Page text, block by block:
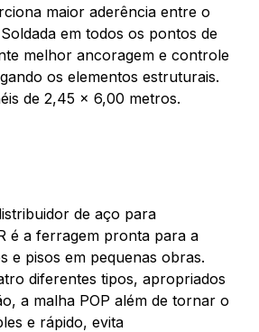
maior aderência entre o
em todos os pontos de
melhor ancoragem e controle
os elementos estruturais.
de 2,45 x 6,00 metros.
de aço para
é a ferragem pronta para a
e pisos em pequenas obras.
diferentes tipos, apropriados
a malha POP além de tornar o
e rápido, evita